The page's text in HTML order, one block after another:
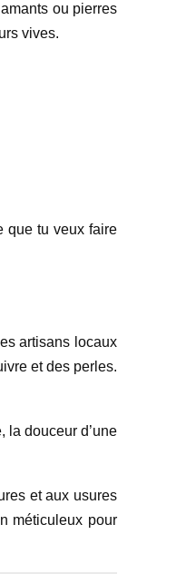
ou pierres
vives.
que tu veux faire
artisans locaux
et des perles.
la douceur d’une
et aux usures
méticuleux pour